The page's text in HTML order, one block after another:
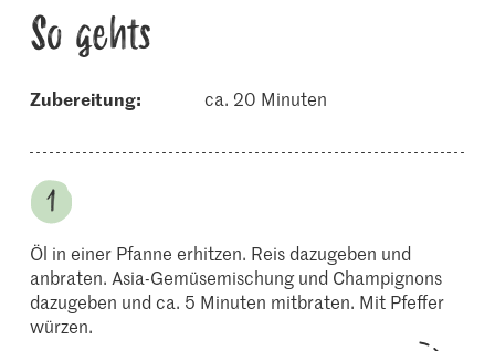
So gehts
Zubereitung: ca. 20 Minuten
Öl in einer Pfanne erhitzen. Reis dazugeben und
anbraten. Asia-Gemüsemischung und Champignons
dazugeben und ca. 5 Minuten mitbraten. Mit Pfeffer
würzen.